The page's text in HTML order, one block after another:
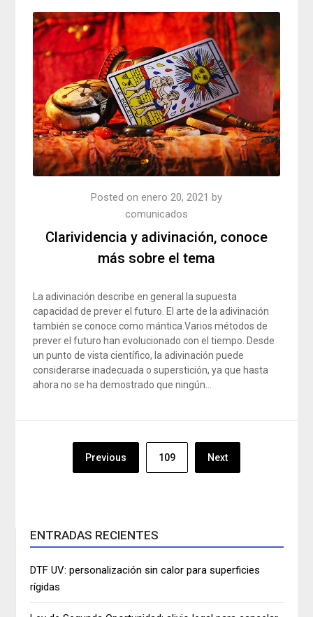
Clarividencia y adivinación, conoce
más sobre el tema
Posted on enero 20, 2021 by
comunicados
La adivinación describe en general la supuesta
capacidad de prever el futuro. El arte de la adivinación
también se conoce como mántica.Varios métodos de
prever el futuro han evolucionado con el tiempo. Desde
un punto de vista científico, la adivinación puede
considerarse inadecuada o superstición, ya que hasta
ahora no se ha demostrado que ningún…
NavegaciónPrevious 109 Next
ENTRADAS RECIENTES
DTF UV: personalización sin calor para superficies
rígidas